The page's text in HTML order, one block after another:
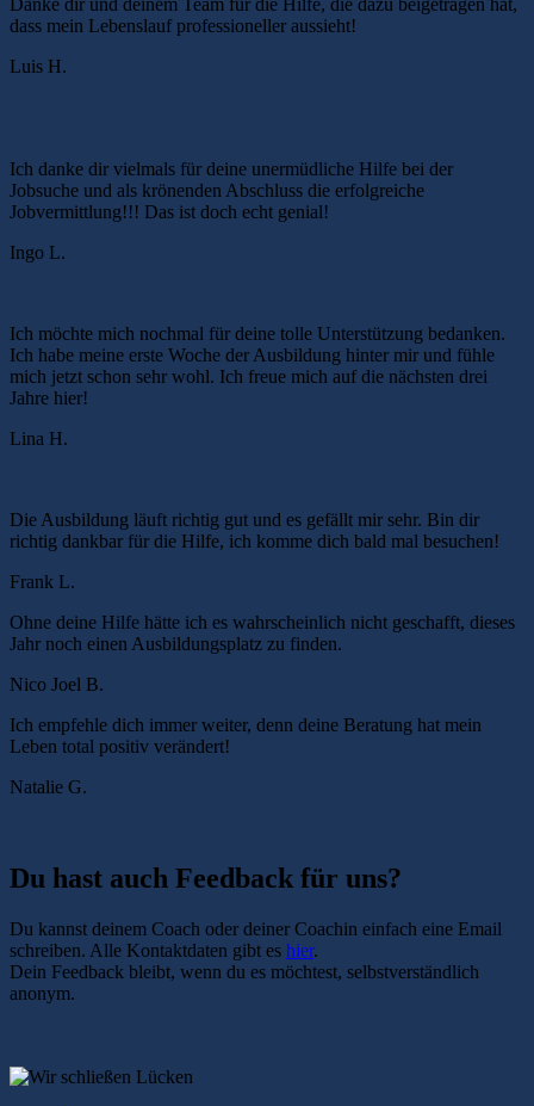
dass mein Lebenslauf professioneller aussieht!
Luis H.
Ich danke dir vielmals für deine unermüdliche Hilfe bei der
Jobsuche und als krönenden Abschluss die erfolgreiche
Jobvermittlung!!! Das ist doch echt genial!
Ingo L.
Ich möchte mich nochmal für deine tolle Unterstützung bedanken.
Ich habe meine erste Woche der Ausbildung hinter mir und fühle
mich jetzt schon sehr wohl. Ich freue mich auf die nächsten drei
Jahre hier!
Lina H.
Die Ausbildung läuft richtig gut und es gefällt mir sehr. Bin dir
richtig dankbar für die Hilfe, ich komme dich bald mal besuchen!
Frank L.
Ohne deine Hilfe hätte ich es wahrscheinlich nicht geschafft, dieses
Jahr noch einen Ausbildungsplatz zu finden.
Nico Joel B.
Ich empfehle dich immer weiter, denn deine Beratung hat mein
Leben total positiv verändert!
Natalie G.
Du hast auch Feedback für uns?
Du kannst deinem Coach oder deiner Coachin einfach eine Email
schreiben. Alle Kontaktdaten gibt es hier.
Dein Feedback bleibt, wenn du es möchtest, selbstverständlich
anonym.